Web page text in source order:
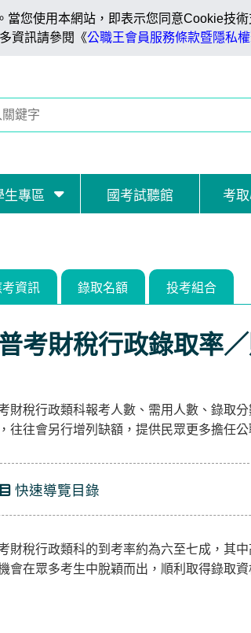
您使用本網站，即表示您同意Cookie技
資訊請參閱《公職王會員服務條款暨隱私
生專區 國考試聽館 考
考資訊 錄取名額 投考組合
考財稅行政錄取率
財稅行政類科報考人數、需用人數、錄取
往往會另行增列缺額，提供民眾更多擔任公
快速導覽目錄
財稅行政類科的到考率約為六至七成，其
會在眾多考生中脫穎而出，順利取得錄取資